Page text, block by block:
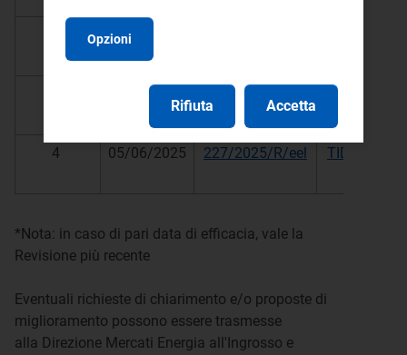
01/01/2025
01/01/2025 539/2024/R/eel TIDE
4 05/06/2025 227/2025/R/eel TIDE
*Nota: in caso di pari data di efficacia, vale la
Revisione più recente
Eventuali richieste di chiarimento e/o proposte di
miglioramento possono essere trasmesse
alla Direzione Mercati Energia all'Ingrosso e
Opzioni
Rifiuta Accetta